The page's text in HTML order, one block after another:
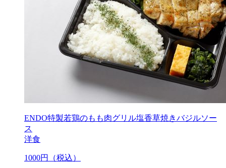
ENDO特製若鶏のもも肉グリル塩香草焼きバジルソー
ス
洋食
1000円（税込）